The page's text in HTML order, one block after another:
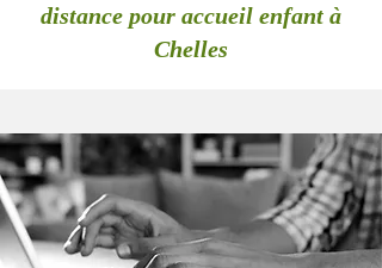
distance pour accueil enfant à
Chelles